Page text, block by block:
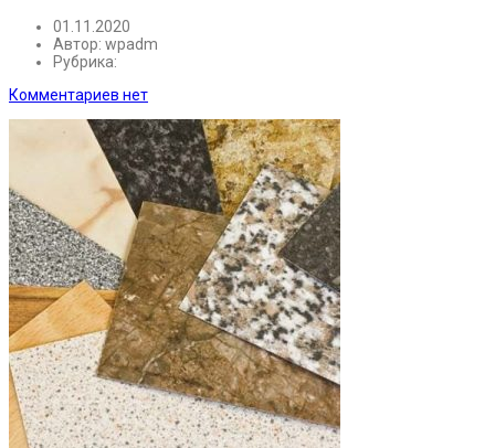
01.11.2020
Автор: wpadm
Рубрика:
Комментариев нет